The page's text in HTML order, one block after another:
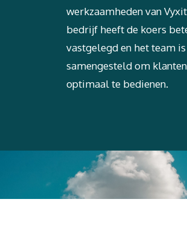
werkzaamheden van
bedrijf heeft de koers
vastgelegd en het team
samengesteld om klanten
optimaal te bedienen.